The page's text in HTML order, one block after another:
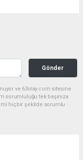
Gönder
ve 63olay.com sitesine
sorumluluğu tek başınıza
hiçbir şekilde sorumlu